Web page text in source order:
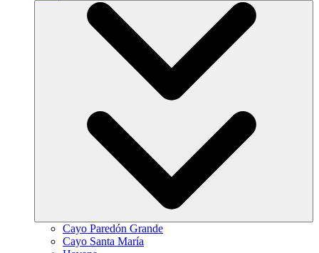
Cayo Paredón Grande
Cayo Santa María